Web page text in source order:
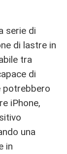
serie di
di lastre in
tra
di
potrebbero
iPhone,
una
in